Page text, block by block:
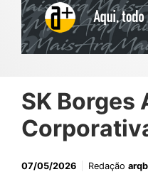
SK Borges
07/05/2026 Redação